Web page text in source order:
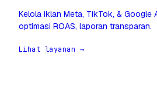
Kelola iklan Meta, TikTok, &
optimasi ROAS, laporan transparan.
Lihat layanan →